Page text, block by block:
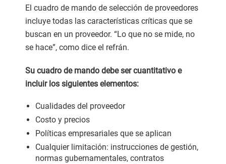
El cuadro de mando de selección de proveedores
incluye todas las características críticas que se
buscan en un proveedor. “Lo que no se mide, no
se hace”, como dice el refrán.
Su cuadro de mando debe ser cuantitativo e
incluir los siguientes elementos:
Cualidades del proveedor
Costo y precios
Políticas empresariales que se aplican
Cualquier limitación: instrucciones de gestión,
normas gubernamentales, contratos